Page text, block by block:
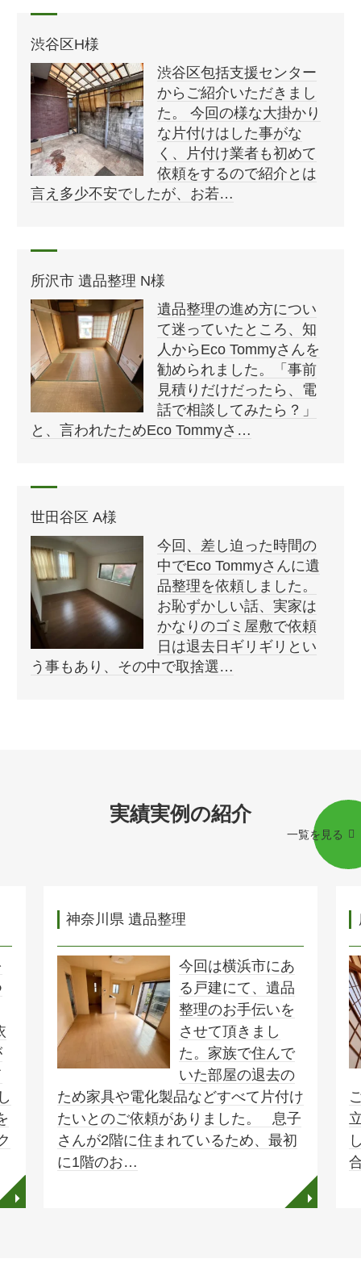
渋谷区H様
渋谷区包括支援センター
からご紹介いただきまし
た。 今回の様な大掛かり
な片付けはした事がな
く、片付け業者も初めて
依頼をするので紹介とは
言え多少不安でしたが、お若…
所沢市 遺品整理 N様
遺品整理の進め方につい
て迷っていたところ、知
人からEco Tommyさんを
勧められました。「事前
見積りだけだったら、電
話で相談してみたら？」
と、言われたためEco Tommyさ…
世田谷区 A様
今回、差し迫った時間の
中でEco Tommyさんに遺
品整理を依頼しました。
お恥ずかしい話、実家は
かなりのゴミ屋敷で依頼
日は退去日ギリギリとい
う事もあり、その中で取捨選…
実績実例の紹介
一覧を見る
◥
神奈川県 遺品整理
今回は横浜市にあ
る戸建にて、遺品
整理のお手伝いを
させて頂きまし
た。家族で住んで
いた部屋の退去の
ため家具や電化製品などすべて片付け
たいとのご依頼がありました。 息子
さんが2階に住まれているため、最初
に1階のお…
◥